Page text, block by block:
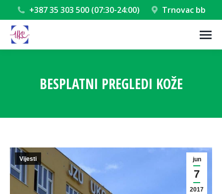
+387 35 303 500 (07:30-24:00) Trnovac bb
BESPLATNI PREGLEDI KOŽE
jun
7
2017
Vijesti